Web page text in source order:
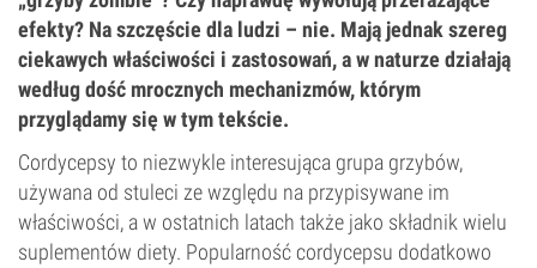
efekty? Na szczęście dla ludzi – nie. Mają jednak szereg
ciekawych właściwości i zastosowań, a w naturze działają
według dość mrocznych mechanizmów, którym
przyglądamy się w tym tekście.
Cordycepsy to niezwykle interesująca grupa grzybów,
używana od stuleci ze względu na przypisywane im
właściwości, a w ostatnich latach także jako składnik wielu
suplementów diety. Popularność cordycepsu dodatkowo